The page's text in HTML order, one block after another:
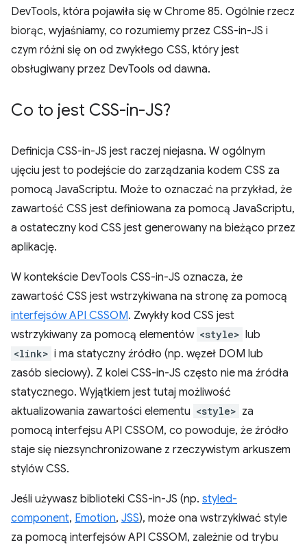
DevTools, która pojawiła się w Chrome 85. Ogólnie rzecz
biorąc, wyjaśniamy, co rozumiemy przez CSS-in-JS i
czym różni się on od zwykłego CSS, który jest
obsługiwany przez DevTools od dawna.
Co to jest CSS-in-JS?
Definicja CSS-in-JS jest raczej niejasna. W ogólnym
ujęciu jest to podejście do zarządzania kodem CSS za
pomocą JavaScriptu. Może to oznaczać na przykład, że
zawartość CSS jest definiowana za pomocą JavaScriptu,
a ostateczny kod CSS jest generowany na bieżąco przez
aplikację.
W kontekście DevTools CSS-in-JS oznacza, że
zawartość CSS jest wstrzykiwana na stronę za pomocą
interfejsów API CSSOM. Zwykły kod CSS jest
wstrzykiwany za pomocą elementów <style> lub
<link> i ma statyczny źródło (np. węzeł DOM lub
zasób sieciowy). Z kolei CSS-in-JS często nie ma źródła
statycznego. Wyjątkiem jest tutaj możliwość
aktualizowania zawartości elementu <style> za
pomocą interfejsu API CSSOM, co powoduje, że źródło
staje się niezsynchronizowane z rzeczywistym arkuszem
stylów CSS.
Jeśli używasz biblioteki CSS-in-JS (np. styled-
component, Emotion, JSS), może ona wstrzykiwać style
za pomocą interfejsów API CSSOM, zależnie od trybu